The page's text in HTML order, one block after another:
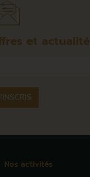
et
Nos activités